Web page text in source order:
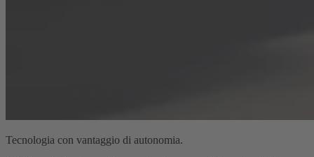
Tecnologia con vantaggio di autonomia.